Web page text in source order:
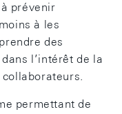
prévenir
à les
des
l’intérêt de la
permettant de